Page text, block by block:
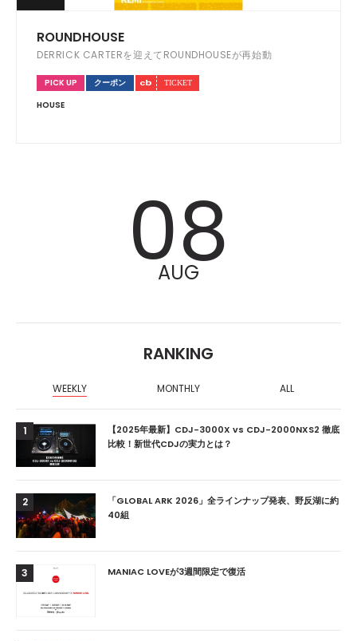
ROUNDHOUSE
DERRICK CARTERを迎えてROUNDHOUSEが再始動
PICK UP
クーポン
HOUSE
08
AUG
RANKING
WEEKLY MONTHLY ALL
1
【2025年最新】CDJ-3000X vs CDJ-2000NXS2 徹底
比較！新世代CDJの実力とは？
2
「GLOBAL ARK 2026」全ラインナップ発表、野反湖に約
40組
3 MANIAC LOVEが3週間限定で復活